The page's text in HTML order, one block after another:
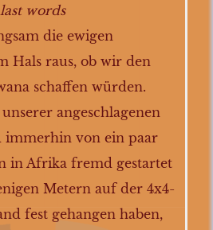
words
die ewigen
Hals raus, ob wir den
schaffen würden.
angeschlagenen
immerhin von ein paar
in Afrika fremd gestartet
Metern auf der 4x4-
fest gehangen haben,